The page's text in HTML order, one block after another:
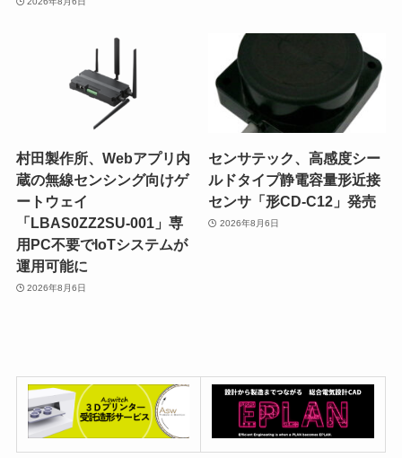
村田製作所、Webアプリ内
蔵の無線センシング向けゲ
ートウェイ
「LBAS0ZZ2SU-001」専
用PC不要でIoTシステムが
運用可能に
2026年8月6日
センサテック、高感度シー
ルドタイプ静電容量形近接
センサ「形CD-C12」発売
2026年8月6日